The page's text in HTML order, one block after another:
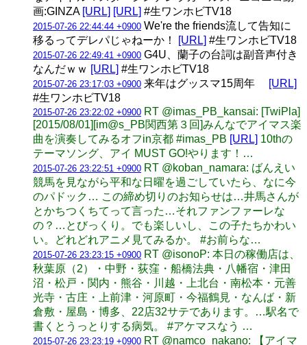
画:GINZA [URL] [URL] #生ワンホビTV18
2015-07-26 22:44:44 +0900 We're the friends流して告知に
移るってデレパじゃねーか！
[URL] #生ワンホビTV18
2015-07-26 22:49:41 +0900 G4U、蘭子の台詞は副音声付き
なんだｗｗ [URL] #生ワンホビTV18
2015-07-26 23:17:03 +0900 来年はグッスマ15周年
[URL]
#生ワンホビTV18
2015-07-26 23:22:02 +0900 RT @imas_PB_kansai: [TwiPla]
[2015/08/01][im@s_PB関西第３回]みんなでアイマス楽
曲を演奏してみるオフin京都 #imas_PB [URL] 10thの
テーマソング、アイ MUST GO!やります！…
2015-07-26 23:22:51 +0900 RT @koban_namara: ばんえい
競馬を見ながら平和な日曜を過ごしていたら、なに今
のパドック… この締め切りのお知らせは…井馬さんが
とかちつくちてって言った…それファンファーレな
の？…とびっくり。でも楽しいし、この子たちかわい
い。どれどれアニメ見てみるか。 #お前らな…
2015-07-26 23:23:15 +0900 RT @isonoP: 本日の稼働店は、
秋葉原（2）・中野・荻窪・船橋法典・八幡宿・津田
沼・松戸・関内・熊谷・川越・上北台・南松本・元善
光寺・古庄・上前津・河原町・今福鶴見・なんば・新
倉敷・屋島・博多、22店32サテであります。…駅名で
書くとうっとりする病気。 #アケマスなう …
2015-07-26 23:23:19 +0900 RT @namco_nakano: 【アイマ